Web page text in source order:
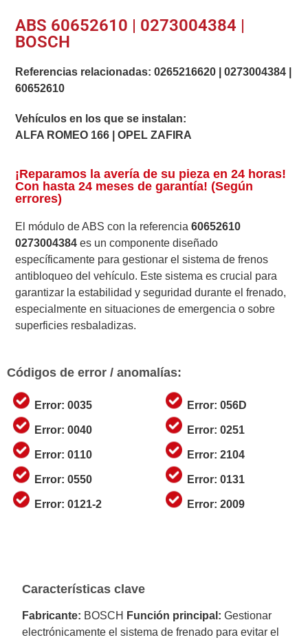
ABS 60652610 | 0273004384 |
BOSCH
Referencias relacionadas:0265216620 |0273004384
60652610
Vehículos en los que se instalan:
ALFA ROMEO 166 | OPEL ZAFIRA
¡Reparamos la avería de su pieza en 24 horas!
Con hasta 24 meses de garantía! (Según
errores)
El módulo de ABS con la referencia60652610
0273004384 es un componente diseñado
específicamente para gestionar el sistema de frenos
antibloqueo del vehículo. Este sistema es crucial para
garantizar la estabilidad y seguridad durante el frenado,
especialmente en situaciones de emergencia o sobre
superficies resbaladizas.
Códigos de error / anomalías:
Error: 0035
Error: 0040
Error: 0110
Error: 0550
Error: 0121-2
Error: 056D
Error: 0251
Error: 2104
Error: 0131
Error: 2009
Características clave
Fabricante: BOSCH Función principal: Gestionar
electrónicamente el sistema de frenado para evitar el